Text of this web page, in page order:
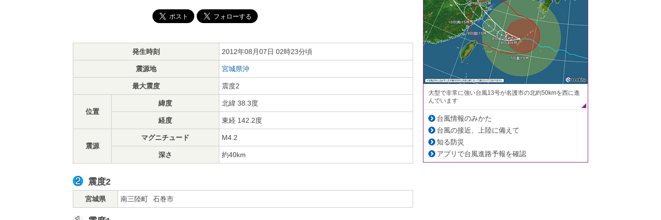
発生時刻 2012年08月07日 02時23分頃
震源地 宮城県沖
最大震度 震度2
位置
緯度 北緯 38.3度
経度 東経 142.2度
震源
マグニチュード M4.2
深さ 約40km
震度2
宮城県 南三陸町 石巻市
大型で非常に強い台風13号が名護市の北約50kmを西に進
んでいます
台風情報のみかた
台風の接近、上陸に備えて
知る防災
アプリで台風進路予報を確認